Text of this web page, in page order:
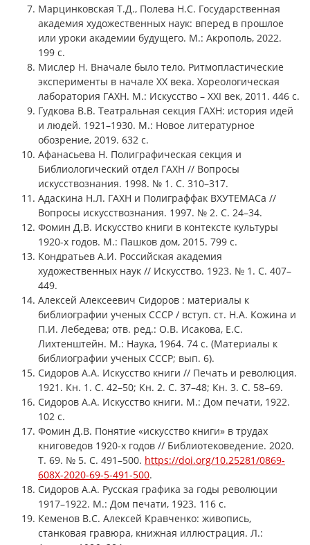
Марцинковская Т.Д., Полева Н.С. Государственная
академия художественных наук: вперед в прошлое
или уроки академии будущего. М.: Акрополь, 2022.
199 с.
Мислер Н. Вначале было тело. Ритмопластические
эксперименты в начале XX века. Хореологическая
лаборатория ГАХН. М.: Искусство – XXI век, 2011. 446 с.
Гудкова В.В. Театральная секция ГАХН: история идей
и людей. 1921–1930. М.: Новое литературное
обозрение, 2019. 632 с.
Афанасьева Н. Полиграфическая секция и
Библиологический отдел ГАХН // Вопросы
искусствознания. 1998. № 1. С. 310–317.
Адаскина Н.Л. ГАХН и Полиграффак ВХУТЕМАСа //
Вопросы искусствознания. 1997. № 2. С. 24–34.
Фомин Д.В. Искусство книги в контексте культуры
1920-х годов. М.: Пашков дом, 2015. 799 с.
Кондратьев А.И. Российская академия
художественных наук // Искусство. 1923. № 1. С. 407–
449.
Алексей Алексеевич Сидоров : материалы к
библиографии ученых СССР / вступ. ст. Н.А. Кожина и
П.И. Лебедева; отв. ред.: О.В. Исакова, Е.С.
Лихтенштейн. М.: Наука, 1964. 74 с. (Материалы к
библиографии ученых СССР; вып. 6).
Сидоров А.А. Искусство книги // Печать и революция.
1921. Кн. 1. С. 42–50; Кн. 2. С. 37–48; Кн. 3. С. 58–69.
Сидоров А.А. Искусство книги. М.: Дом печати, 1922.
102 с.
Фомин Д.В. Понятие «искусство книги» в трудах
книговедов 1920-х годов // Библиотековедение. 2020.
Т. 69. № 5. С. 491–500. https://doi.org/10.25281/0869-
608X-2020-69-5-491-500.
Сидоров А.А. Русская графика за годы революции
1917–1922. М.: Дом печати, 1923. 116 с.
Кеменов В.С. Алексей Кравченко: живопись,
станковая гравюра, книжная иллюстрация. Л.: